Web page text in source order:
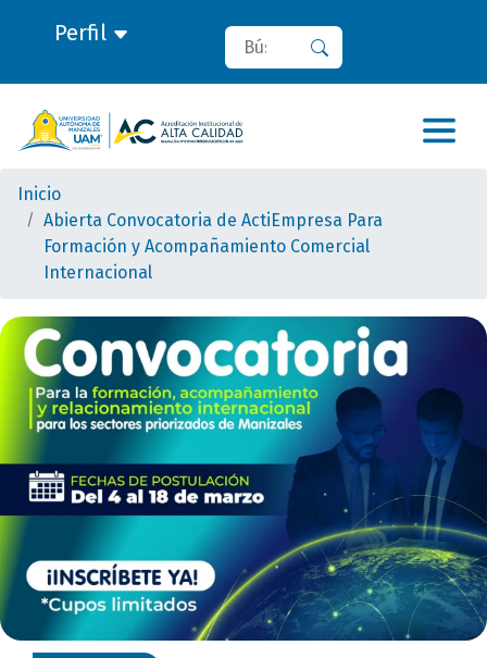
Perfil Buscar
Inicio
Abierta Convocatoria de ActiEmpresa Para
Formación y Acompañamiento Comercial
Internacional